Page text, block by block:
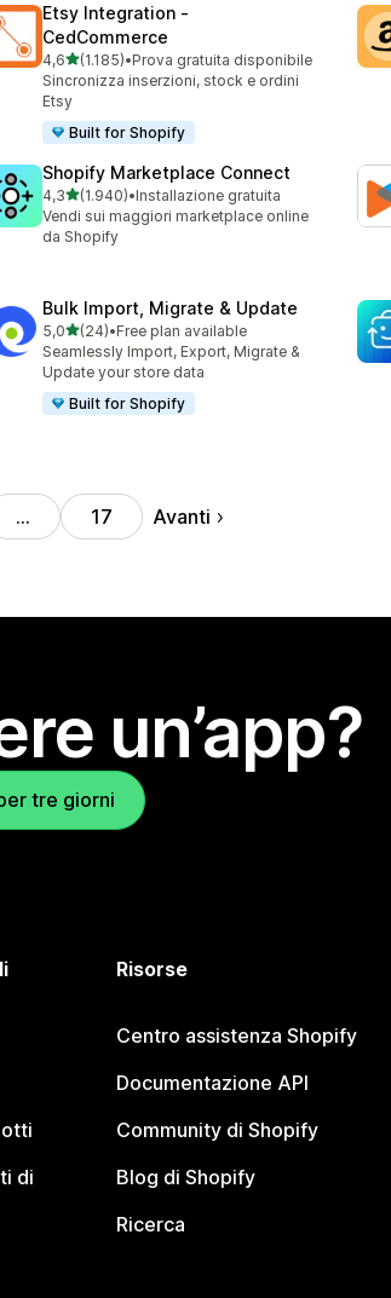
Etsy Integration ‑
CedCommerce
4,6stelle su 5
(1.185)
1185 recensioni totali
•Prova gratuita disponibile
Sincronizza inserzioni, stock e ordini
Etsy
Built for Shopify
Shopify Marketplace Connect
4,3stelle su 5
(1.940)
1940 recensioni totali
•Installazione gratuita
Vendi sui maggiori marketplace online
da Shopify
Bulk Import, Migrate & Update
5,0stelle su 5
(24)
24 recensioni totali
•Free plan available
Seamlessly Import, Export, Migrate &
Update your store data
Built for Shopify
… 17 Avanti
un’app?
tre giorni
di
Risorse
Centro assistenza Shopify
Documentazione API
Community di Shopify
Blog di Shopify
Ricerca